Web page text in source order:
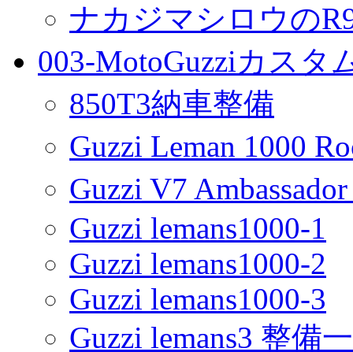
ナカジマシロウの
003-MotoGuzziカスタ
850T3納車整備
Guzzi Leman 1000
Guzzi V7
Guzzi lemans1000-1
Guzzi lemans1000-2
Guzzi lemans1000-3
Guzzi lemans3 整備